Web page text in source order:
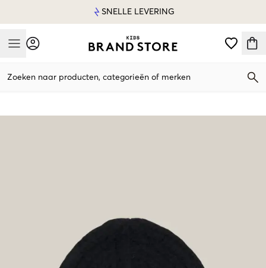
SNELLE LEVERING
Mobile Menu
Zoeken naar producten, categorieën of merken